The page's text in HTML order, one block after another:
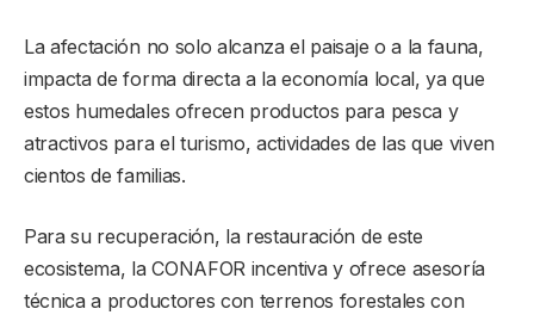
La afectación no solo alcanza el paisaje o a la fauna,
impacta de forma directa a la economía local, ya que
estos humedales ofrecen productos para pesca y
atractivos para el turismo, actividades de las que viven
cientos de familias.
Para su recuperación, la restauración de este
ecosistema, la CONAFOR incentiva y ofrece asesoría
técnica a productores con terrenos forestales con